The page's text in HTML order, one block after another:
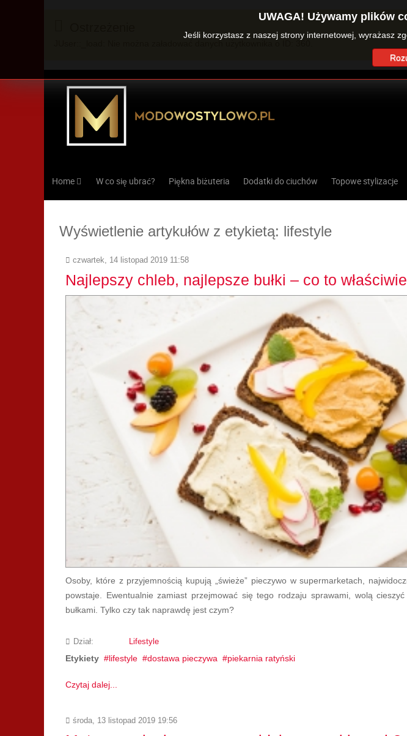
Home W co się ubrać? Piękna biżuteria Dodatki do ciuchów Topowe stylizacje
Wyświetlenie artykułów z etykietą: lifestyle
czwartek, 14 listopad 2019 11:58
Najlepszy chleb, najlepsze bułki – co to
Osoby, które z przyjemnością kupują „świeże” pieczywo w supermarketach,
powstaje. Ewentualnie zamiast przejmować się tego rodzaju sprawami, wolą
bułkami. Tylko czy tak naprawdę jest czym?
Dział: Lifestyle
Etykiety lifestyle dostawa pieczywa piekarnia ratyński
Czytaj dalej...
środa, 13 listopad 2019 19:56
UWAGA! Używamy plików
Jeśli korzystasz z naszej strony internetowej, wyrażasz